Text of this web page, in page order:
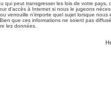
peut transgresser les lois de votre pays,
d’accès à Internet si nous le jugeons
verrouille n’importe quel sujet lorsque nous
que ces informations ne soient pas
les données.